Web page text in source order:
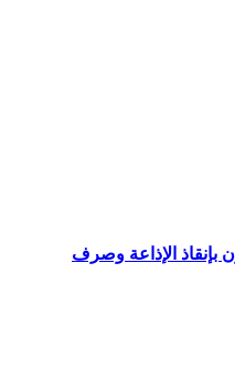
بإنقاذ الإذاعة وصرف